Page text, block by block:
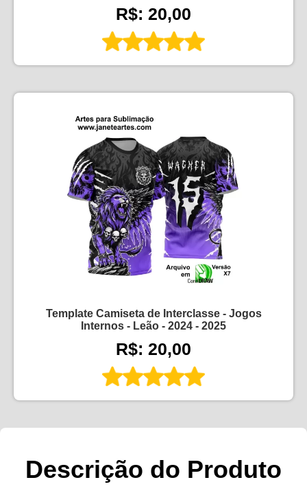
R$: 20,00
Template Camiseta de Interclasse - Jogos
Internos - Leão - 2024 - 2025
R$: 20,00
Descrição do Produto